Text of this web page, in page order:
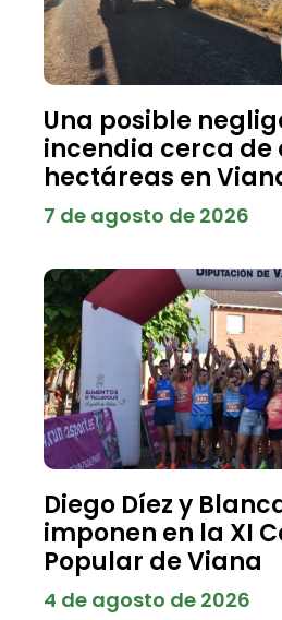
Una posible
incendia cerca de
hectáreas en
7 de agosto de 2026
Diego Díez y
imponen en la XI
Popular de Viana
4 de agosto de 2026